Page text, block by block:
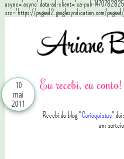
async='async' data-ad-client='ca-pub-
src='https://pagead2.googlesyndication.com/
10
mai
2011
Eu recebi, eu conto!
Recebi do blog "Carioquistas"
um